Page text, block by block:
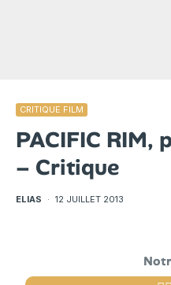
CRITIQUE FILM
PACIFIC RIM,
– Critique
ELIAS · 12 JUILLET 2013